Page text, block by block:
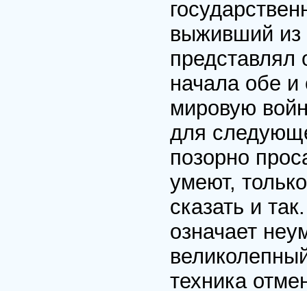
выживший
представлял
начала обе
мировую
для
позорно
умеют,
сказать и
означает
техника